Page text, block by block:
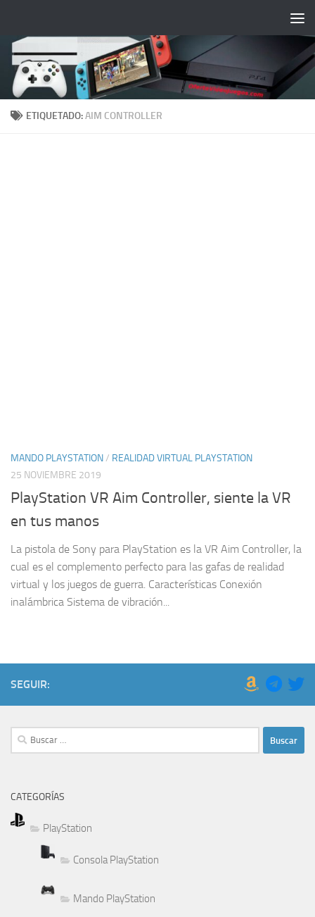
ETIQUETADO:AIM CONTROLLER
MANDO PLAYSTATION/ REALIDAD VIRTUAL PLAYSTATION
25 NOVIEMBRE 2019
PlayStation VR Aim Controller, siente la VR
en tus manos
La pistola de Sony para PlayStation es la VR Aim Controller, la
cual es el complemento perfecto para las gafas de realidad
virtual y los juegos de guerra. Características Conexión
inalámbrica Sistema de vibración...
SEGUIR:
Buscar:
CATEGORÍAS
PlayStation
Consola PlayStation
Mando PlayStation